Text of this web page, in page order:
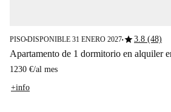
PISO■DISPONIBLE 31 ENERO 2027■star3.8 (48)
Apartamento de 1 dormitorio en alquiler
1230 €/al mes
+info